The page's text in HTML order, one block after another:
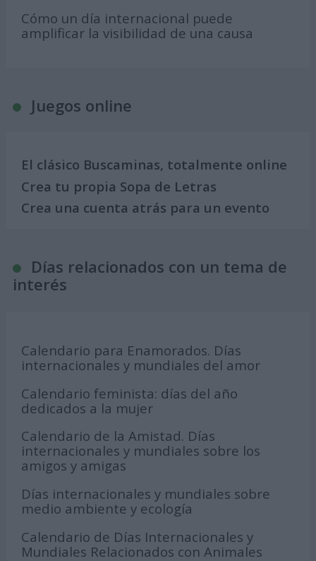
Cómo un día internacional puede
amplificar la visibilidad de una causa
Juegos online
El clásico Buscaminas, totalmente online
Crea tu propia Sopa de Letras
Crea una cuenta atrás para un evento
Días relacionados con un tema de
interés
Calendario para Enamorados. Días
internacionales y mundiales del amor
Calendario feminista: días del año
dedicados a la mujer
Calendario de la Amistad. Días
internacionales y mundiales sobre los
amigos y amigas
Días internacionales y mundiales sobre
medio ambiente y ecología
Calendario de Días Internacionales y
Mundiales Relacionados con Animales